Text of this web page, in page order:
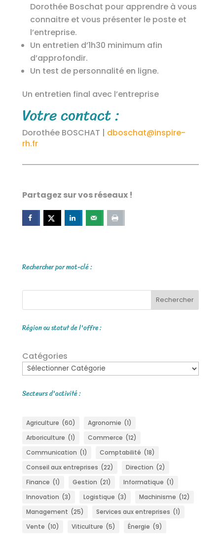
Dorothée Boschat pour apprendre à vous
connaitre et vous présenter le poste et
l’entreprise.
Un entretien d’1h30 minimum afin
d’approfondir.
Un test de personnalité en ligne.
Un entretien final avec l’entreprise
Votre contact :
Dorothée BOSCHAT | dboschat@inspire-
rh.fr
Partagez sur vos réseaux !
Rechercher par mot-clé :
Rechercher
Région ou statut de l'offre :
Catégories
Secteurs d'activité :
Agriculture (60) Agronomie (1)
Arboriculture (1) Commerce (12)
Communication (1) Comptabilité (18)
Conseil aux entreprises (22) Direction (2)
Finance (1) Gestion (21) Informatique (1)
Innovation (3) Logistique (3) Machinisme (12)
Management (25) Services aux entreprises (1)
Vente (10) Viticulture (5) Énergie (9)